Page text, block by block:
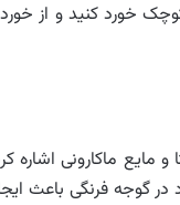
خورد کنید و از
ماکارونی اشاره
در گوجه فرنگی باعث